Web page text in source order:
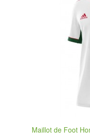
Maillot de Foot